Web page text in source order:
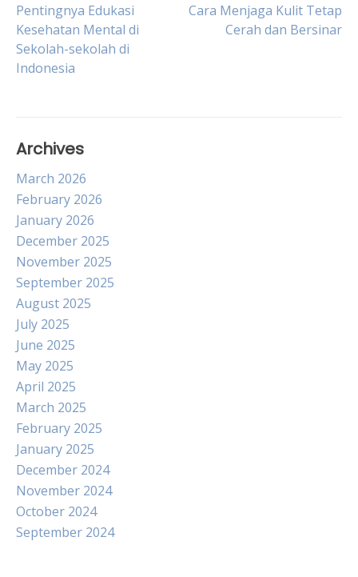
Post
navigation
Pentingnya Edukasi
Kesehatan Mental di
Sekolah-sekolah di
Indonesia
Cara Menjaga Kulit Tetap
Cerah dan Bersinar
Archives
March 2026
February 2026
January 2026
December 2025
November 2025
September 2025
August 2025
July 2025
June 2025
May 2025
April 2025
March 2025
February 2025
January 2025
December 2024
November 2024
October 2024
September 2024